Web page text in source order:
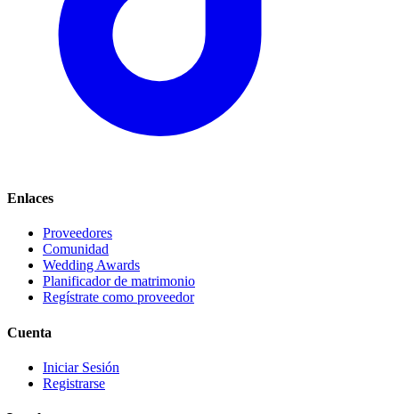
Enlaces
Proveedores
Comunidad
Wedding Awards
Planificador de matrimonio
Regístrate como proveedor
Cuenta
Iniciar Sesión
Registrarse